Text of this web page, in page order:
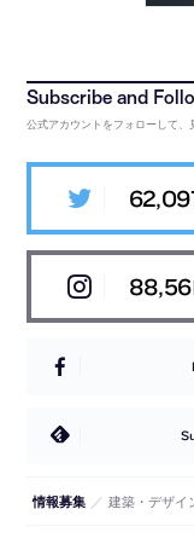
公式アカウントをフォローして、
情報募集 ／ 建築・デザイ